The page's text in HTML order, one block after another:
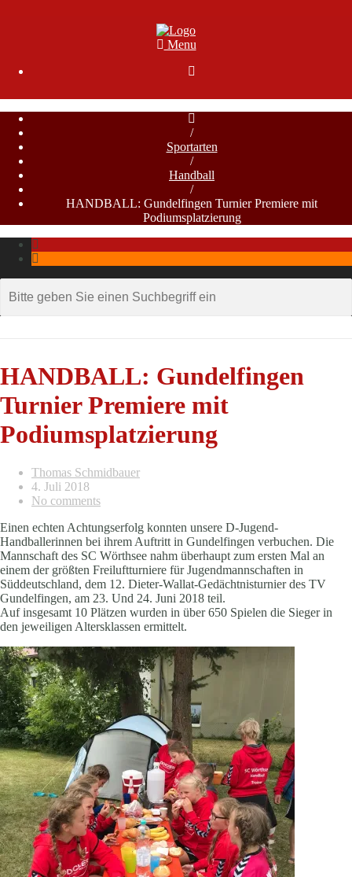
Menu

/
Sportarten
/
Handball
/
HANDBALL: Gundelfingen Turnier Premiere mit
Podiumsplatzierung
HANDBALL: Gundelfingen
Turnier Premiere mit
Podiumsplatzierung
Thomas Schmidbauer
4. Juli 2018
No comments
Einen echten Achtungserfolg konnten unsere D-Jugend-
Handballerinnen bei ihrem Auftritt in Gundelfingen verbuchen. Die
Mannschaft des SC Wörthsee nahm überhaupt zum ersten Mal an
einem der größten Freiluftturniere für Jugendmannschaften in
Süddeutschland, dem 12. Dieter-Wallat-Gedächtnisturnier des TV
Gundelfingen, am 23. Und 24. Juni 2018 teil.
Auf insgesamt 10 Plätzen wurden in über 650 Spielen die Sieger in
den jeweiligen Altersklassen ermittelt.